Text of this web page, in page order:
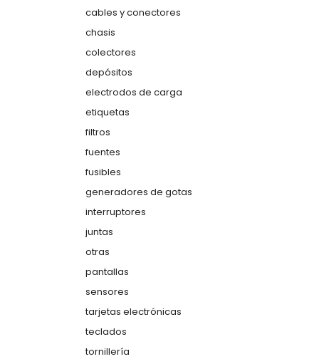
cables y conectores
chasis
colectores
depósitos
electrodos de carga
etiquetas
filtros
fuentes
fusibles
generadores de gotas
interruptores
juntas
otras
pantallas
sensores
tarjetas electrónicas
teclados
tornillería